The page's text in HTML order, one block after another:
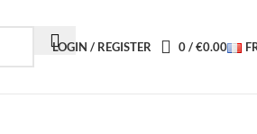
LOGIN / REGISTER 0/€0.00